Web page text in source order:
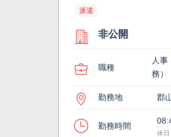
派遣
非公開
職種
人
務）
勤務地 郡
勤務時間
休日